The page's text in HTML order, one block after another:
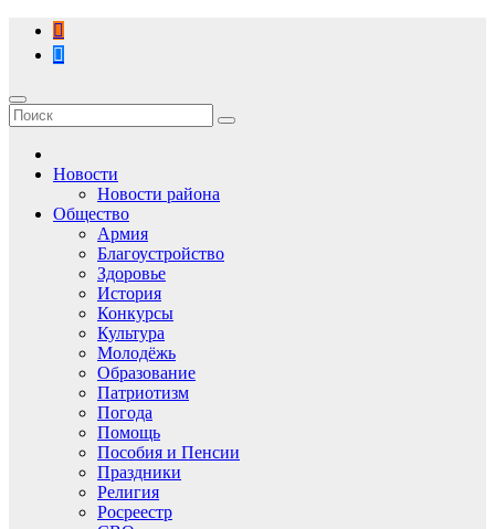
Перейти
содержимому
Новости
Новости района
Общество
Армия
Благоустройство
Здоровье
История
Конкурсы
Культура
Молодёжь
Образование
Патриотизм
Погода
Помощь
Пособия и Пенсии
Праздники
Религия
Росреестр